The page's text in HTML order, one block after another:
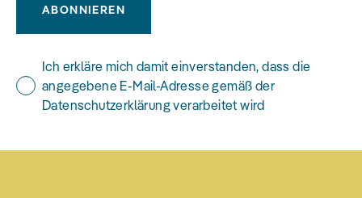
ABONNIEREN
Ich erkläre mich damit einverstanden, dass die
angegebene E-Mail-Adresse gemäß der
Datenschutzerklärung verarbeitet wird